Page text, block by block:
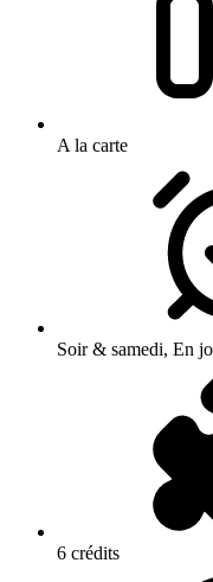
A la carte
Soir & samedi, En
6 crédits